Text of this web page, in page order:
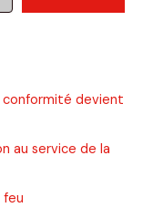
conformité devient
au service de la
feu